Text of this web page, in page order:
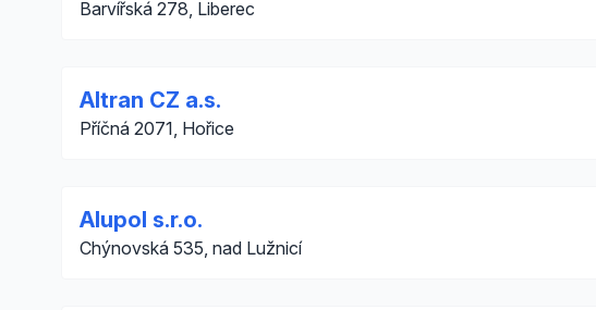
Barvířská 278, Liberec
Altran CZ a.s.
Příčná 2071, Hořice
Alupol s.r.o.
Chýnovská 535, nad Lužnicí